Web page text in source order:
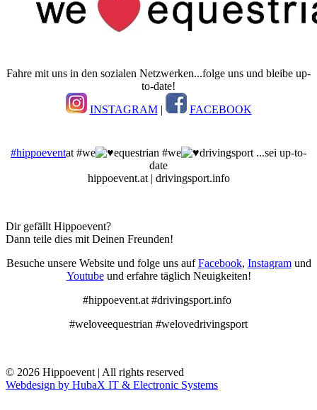
Fahre mit uns in den sozialen Netzwerken...folge uns und bleibe up-
to-date!
INSTAGRAM| FACEBOOK
#hippoeventat #we equestrian #we
drivingsport ...sei up-to-
date
hippoevent.at | drivingsport.info
Dir gefällt Hippoevent?
Dann teile dies mit Deinen Freunden!
Besuche unsere Website und folge uns aufFacebook, Instagramund
Youtubeund erfahre täglich Neuigkeiten!
#hippoevent.at #drivingsport.info
#weloveequestrian #welovedrivingsport
© 2026 Hippoevent | All rights reserved
Webdesign by HubaX IT & Electronic Systems